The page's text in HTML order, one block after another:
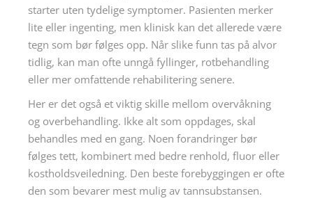
starter uten tydelige symptomer. Pasienten merker
lite eller ingenting, men klinisk kan det allerede være
tegn som bør følges opp. Når slike funn tas på alvor
tidlig, kan man ofte unngå fyllinger, rotbehandling
eller mer omfattende rehabilitering senere.
Her er det også et viktig skille mellom overvåkning
og overbehandling. Ikke alt som oppdages, skal
behandles med en gang. Noen forandringer bør
følges tett, kombinert med bedre renhold, fluor eller
kostholdsveiledning. Den beste forebyggingen er ofte
den som bevarer mest mulig av tannsubstansen.